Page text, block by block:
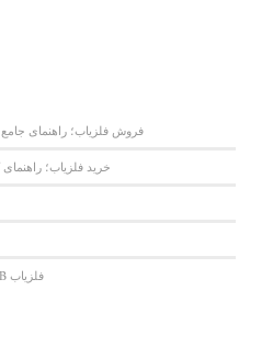
فروش فلزیاب؛ راهنمای
خرید فلزیاب؛
فلزیاب AQUAPULSE AQ1B ساخت انگلستان